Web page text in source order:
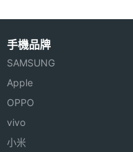
手機品牌
SAMSUNG
Apple
OPPO
vivo
小米